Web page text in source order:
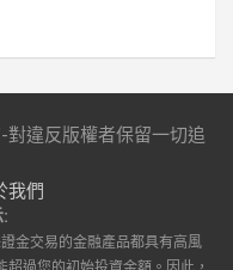
對違反版權者保留一切追
我們
金交易的金融產品都具有高風